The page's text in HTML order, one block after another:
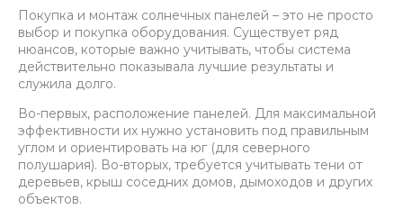
Покупка и монтаж солнечных панелей – это не просто
выбор и покупка оборудования. Существует ряд
нюансов, которые важно учитывать, чтобы система
действительно показывала лучшие результаты и
служила долго.
Во-первых, расположение панелей. Для максимальной
эффективности их нужно установить под правильным
углом и ориентировать на юг (для северного
полушария). Во-вторых, требуется учитывать тени от
деревьев, крыш соседних домов, дымоходов и других
объектов.